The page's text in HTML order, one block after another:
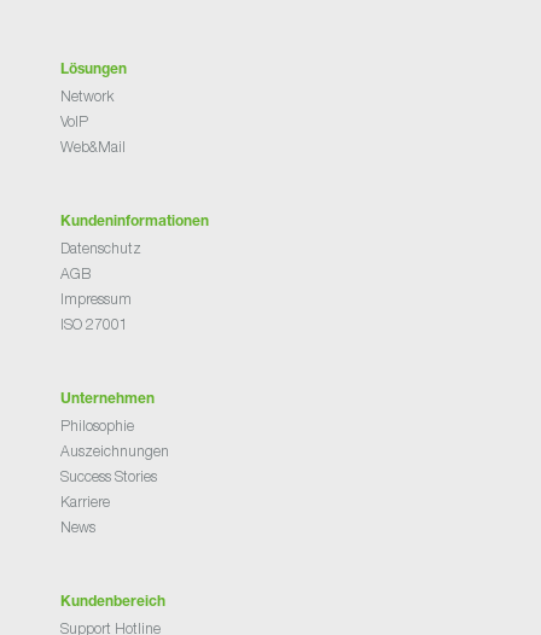
Lösungen
Network
VoIP
Web&Mail
Kundeninformationen
Datenschutz
AGB
Impressum
ISO 27001
Unternehmen
Philosophie
Auszeichnungen
Success Stories
Karriere
News
Kundenbereich
Support Hotline